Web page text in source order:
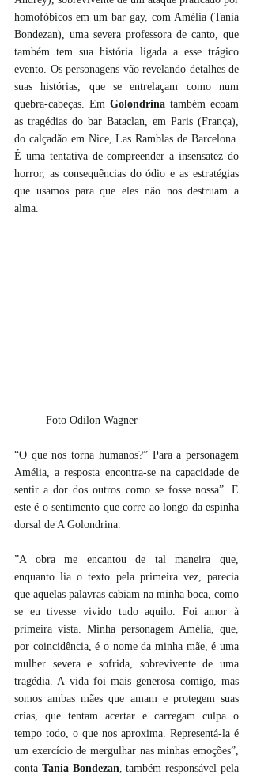
homofóbicos em um bar gay, com Amélia (Tania
Bondezan), uma severa professora de canto, que
também tem sua história ligada a esse trágico
evento. Os personagens vão revelando detalhes de
suas histórias, que se entrelaçam como num
quebra-cabeças. Em Golondrina também ecoam
as tragédias do bar Bataclan, em Paris (França),
do calçadão em Nice, Las Ramblas de Barcelona.
É uma tentativa de compreender a insensatez do
horror, as consequências do ódio e as estratégias
que usamos para que eles não nos destruam a
alma.
	Foto Odilon Wagner
“O que nos torna humanos?” Para a personagem
Amélia, a resposta encontra-se na capacidade de
sentir a dor dos outros como se fosse nossa”. E
este é o sentimento que corre ao longo da espinha
dorsal de A Golondrina.
”A obra me encantou de tal maneira que,
enquanto lia o texto pela primeira vez, parecia
que aquelas palavras cabiam na minha boca, como
se eu tivesse vivido tudo aquilo. Foi amor à
primeira vista. Minha personagem Amélia, que,
por coincidência, é o nome da minha mãe, é uma
mulher severa e sofrida, sobrevivente de uma
tragédia. A vida foi mais generosa comigo, mas
somos ambas mães que amam e protegem suas
crias, que tentam acertar e carregam culpa o
tempo todo, o que nos aproxima. Representá-la é
um exercício de mergulhar nas minhas emoções”,
conta Tania Bondezan , também responsável pela